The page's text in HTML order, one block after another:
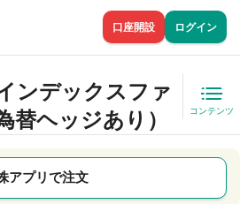
口座開設 ログイン
ンデックスファ
替ヘッジあり）
コンテンツ
アプリで注文